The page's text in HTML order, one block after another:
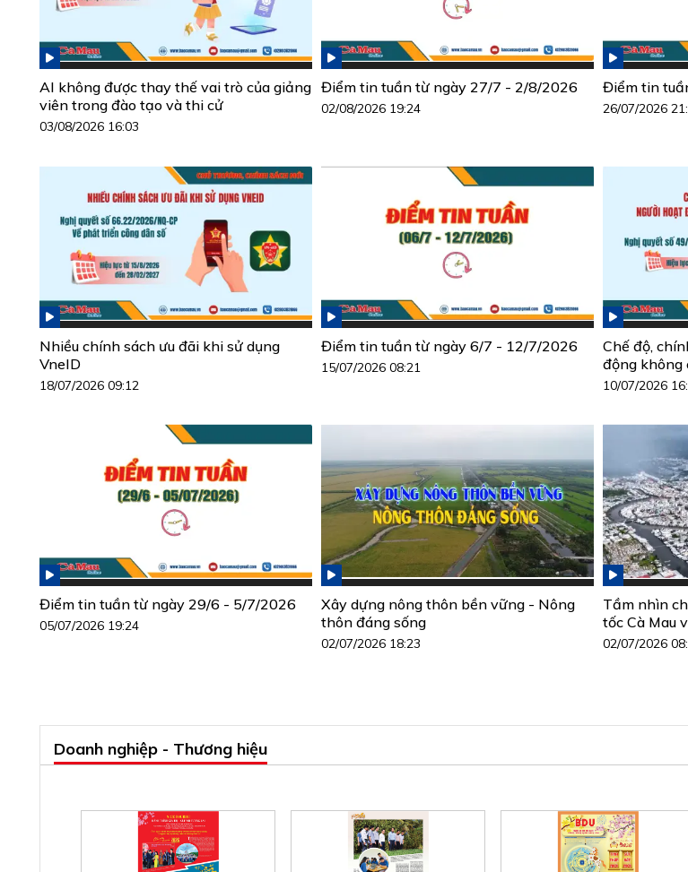
AI không được thay thế vai trò của giảng
viên trong đào tạo và thi cử
03/08/2026 16:03
Điểm tin tuần từ ngày 27/7 - 2/8/2026
02/08/2026 19:24
Điểm tin
26/07/2026
Nhiều chính sách ưu đãi khi sử dụng
VneID
18/07/2026 09:12
Điểm tin tuần từ ngày 6/7 - 12/7/2026
15/07/2026 08:21
Chế độ,
động không
10/07/2026
Điểm tin tuần từ ngày 29/6 - 5/7/2026
05/07/2026 19:24
Xây dựng nông thôn bền vững - Nông
thôn đáng sống
02/07/2026 18:23
Tầm nhìn
tốc Cà Mau
02/07/2026
Doanh nghiệp - Thương hiệu